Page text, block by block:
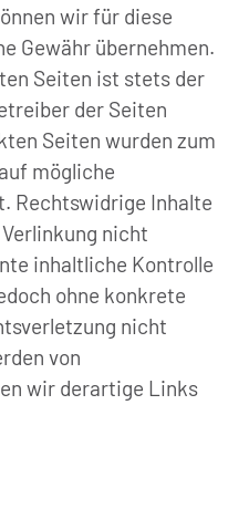
wir für diese
Gewähr übernehmen.
Seiten ist stets der
der Seiten
Seiten wurden zum
mögliche
Rechtswidrige Inhalte
nicht
inhaltliche Kontrolle
ohne konkrete
nicht
von
wir derartige Links